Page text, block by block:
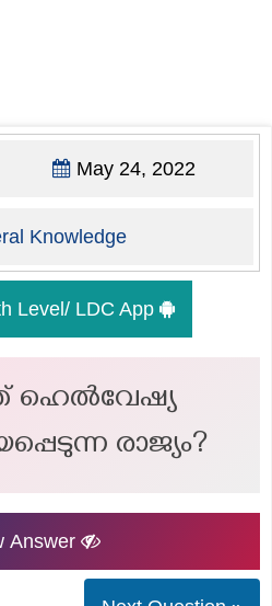
May 24, 2022
Knowledge
Level/ LDC App
ഹെൽവേഷ്യ
രാജ്യം?
Answer